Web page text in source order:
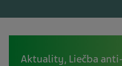
Aktuality, Liečba